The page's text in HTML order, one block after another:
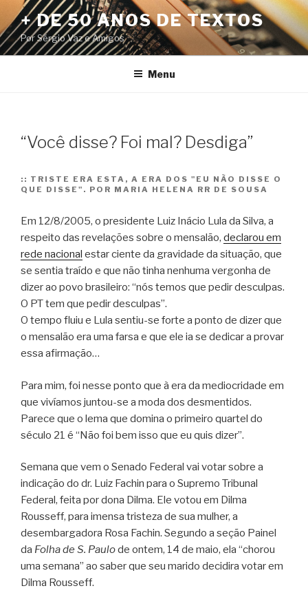
Pular
para
o
conteúdo
+ DE 50 ANOS DE TEXTOS
Por Sérgio Vaz e Amigos
Menu
“Você disse? Foi mal? Desdiga”
:: TRISTE ERA ESTA, A ERA DOS "EU NÃO DISSE O
QUE DISSE". POR MARIA HELENA RR DE SOUSA
Em 12/8/2005, o presidente Luiz Inácio Lula da Silva, a
respeito das revelações sobre o mensalão, declarou em
rede nacional estar ciente da gravidade da situação, que
se sentia traído e que não tinha nenhuma vergonha de
dizer ao povo brasileiro: “nós temos que pedir desculpas.
O PT tem que pedir desculpas”.
O tempo fluiu e Lula sentiu-se forte a ponto de dizer que
o mensalão era uma farsa e que ele ia se dedicar a provar
essa afirmação…
Para mim, foi nesse ponto que à era da mediocridade em
que vivíamos juntou-se a moda dos desmentidos.
Parece que o lema que domina o primeiro quartel do
século 21 é “Não foi bem isso que eu quis dizer”.
Semana que vem o Senado Federal vai votar sobre a
indicação do dr. Luiz Fachin para o Supremo Tribunal
Federal, feita por dona Dilma. Ele votou em Dilma
Rousseff, para imensa tristeza de sua mulher, a
desembargadora Rosa Fachin. Segundo a seção Painel
da Folha de S. Paulode ontem, 14 de maio, ela “chorou
uma semana” ao saber que seu marido decidira votar em
Dilma Rousseff.